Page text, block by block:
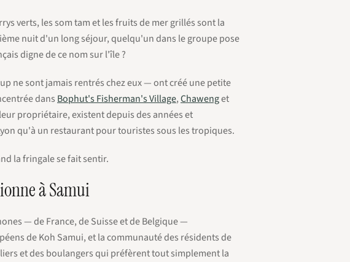
verts, les som tam et les fruits de mer grillés sont la
nuit d'un long séjour, quelqu'un dans le groupe pose
digne de ce nom sur l'île ?
ne sont jamais rentrés chez eux — ont créé une petite
dans Bophut's Fisherman's Village,Chawenget
propriétaire, existent depuis des années et
qu'à un restaurant pour touristes sous les tropiques.
la fringale se fait sentir.
à Samui
— de France, de Suisse et de Belgique —
de Koh Samui, et la communauté des résidents de
et des boulangers qui préfèrent tout simplement la